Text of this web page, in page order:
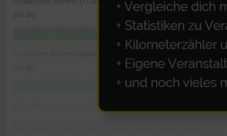
Verwendung von Profilen zur Auswahl
Erstellung von Profilen zur Personalisierung von